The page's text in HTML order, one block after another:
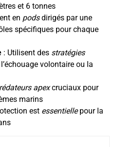
et 6 tonnes
en podsdirigés par une
spécifiques pour chaque
: Utilisent des stratégies
volontaire ou la
apexcruciaux pour
marins
est essentiellepour la